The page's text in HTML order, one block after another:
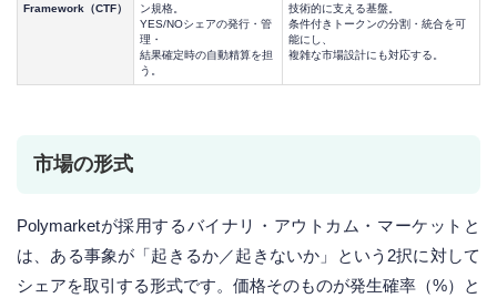
Framework（CTF）
ン規格。
YES/NOシェアの発行・管
理・
結果確定時の自動精算を担
う。
技術的に支える基盤。
条件付きトークンの分割・統合を可
能にし、
複雑な市場設計にも対応する。
市場の形式
Polymarketが採用するバイナリ・アウトカム・マーケットと
は、ある事象が「起きるか／起きないか」という2択に対して
シェアを取引する形式です。価格そのものが発生確率（%）と